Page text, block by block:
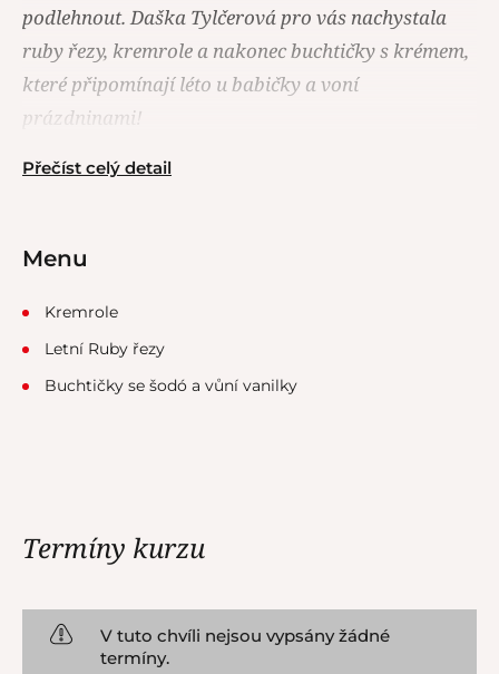
podlehnout. Daška Tylčerová pro vás nachystala
ruby řezy, kremrole a nakonec buchtičky s krémem,
které připomínají léto u babičky a voní
prázdninami!
Přečíst celý detail
Menu
Kremrole
Letní Ruby řezy
Buchtičky se šodó a vůní vanilky
Termíny kurzu
V tuto chvíli nejsou vypsány žádné
termíny.